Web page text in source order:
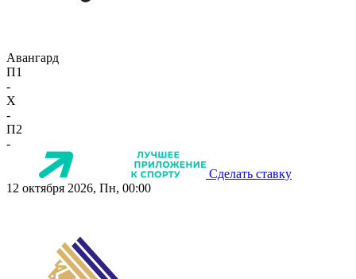
Авангард
П1
-
X
-
П2
-
Сделать ставку
12 октября 2026, Пн, 00:00